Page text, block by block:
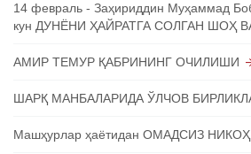
14 февраль - Заҳириддин Муҳаммад
кун ДУНЁНИ ҲАЙРАТГА СОЛГАН ШОҲ
АМИР ТЕМУР ҚАБРИНИНГ ОЧИЛИШИ
ШАРҚ МАНБАЛАРИДА ЎЛЧОВ
Машҳурлар ҳаётидан ОМАДСИЗ